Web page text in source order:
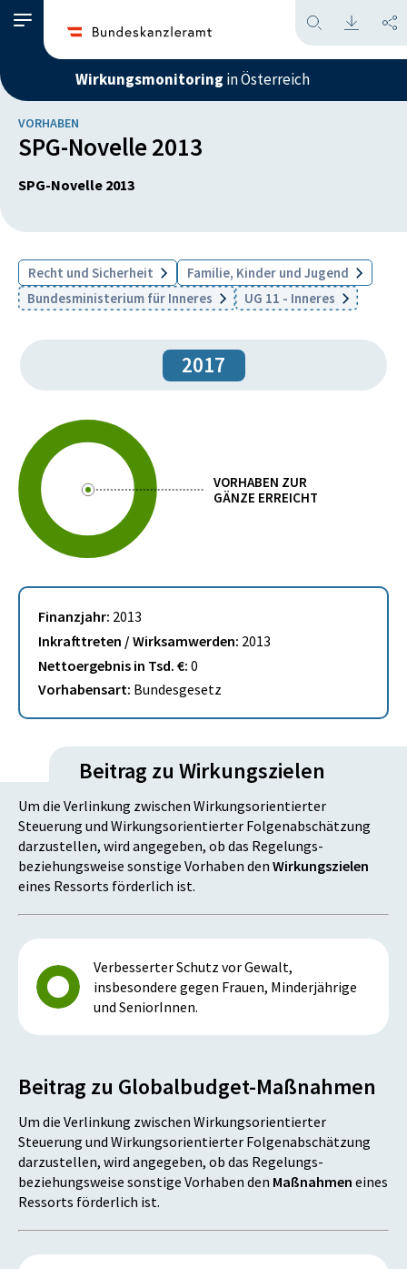
Wirkungsmonitoring in Österreich
VORHABEN
SPG-Novelle 2013
SPG-Novelle 2013
Recht und Sicherheit
Familie, Kinder und Jugend
Bundesministerium für Inneres
UG 11 - Inneres
2017
VORHABEN ZUR
GÄNZE ERREICHT
Finanzjahr: 2013
Inkrafttreten / Wirksamwerden: 2013
Nettoergebnis in Tsd. €: 0
Vorhabensart: Bundesgesetz
Beitrag zu Wirkungszielen
Um die Verlinkung zwischen Wirkungsorientierter
Steuerung und Wirkungsorientierter Folgenabschätzung
darzustellen, wird angegeben, ob das Regelungs-
beziehungsweise sonstige Vorhaben den Wirkungszielen
eines Ressorts förderlich ist.
Verbesserter Schutz vor Gewalt,
insbesondere gegen Frauen, Minderjährige
und SeniorInnen.
Beitrag zu Globalbudget-Maßnahmen
Um die Verlinkung zwischen Wirkungsorientierter
Steuerung und Wirkungsorientierter Folgenabschätzung
darzustellen, wird angegeben, ob das Regelungs-
beziehungsweise sonstige Vorhaben den Maßnahmen eines
Ressorts förderlich ist.